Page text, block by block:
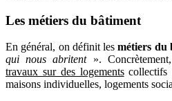
Les métiers du bâtiment
En général, on définit lesmétiers du
qui nous abritent».
travaux sur des logementscollectifs
maisons individuelles, logements